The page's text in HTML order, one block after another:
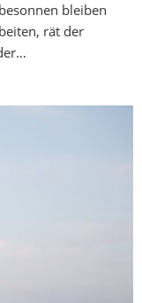
bleiben
rät der